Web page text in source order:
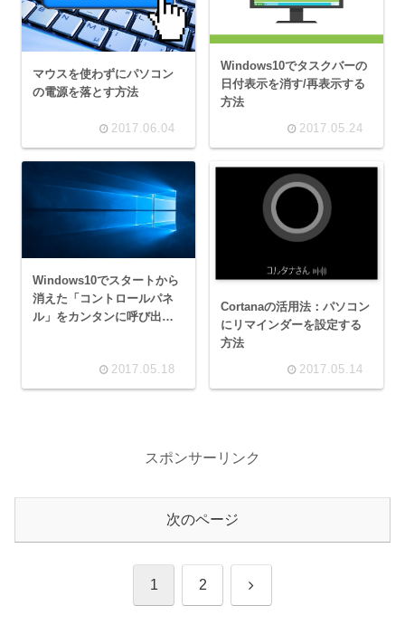
マウスを使わずにパソコン
の電源を落とす方法
2017.06.04
Windows10でタスクバーの
日付表示を消す/再表示する
方法
2017.05.24
Windows10でスタートから
消えた「コントロールパネ
ル」をカンタンに呼び出す
2017.05.18
Cortanaの活用法：パソコン
にリマインダーを設定する
方法
2017.05.14
スポンサーリンク
次のページ
1 2 次